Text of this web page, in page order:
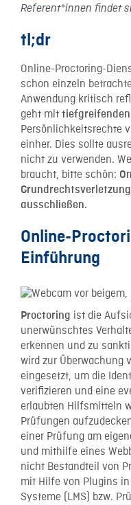
Referent*innen findet
tl;dr
Online-Proctoring-
schon einzeln
Anwendung kritisch
geht mit
Persönlichkeitsrechte
einher. Dies sollte
nicht zu verwenden.
braucht, bitte schön:
ausschließen.
Online-
Einführung
Proctoring ist die
unerwünschtes
erkennen und zu
wird zur Überwachung
eingesetzt, um die
verifizieren und eine
erlaubten Hilfsmitteln
Prüfungen
einer Prüfung am
und mithilfe eines
nicht Bestandteil von
mit Hilfe von Plugins
Systeme (LMS) bzw.